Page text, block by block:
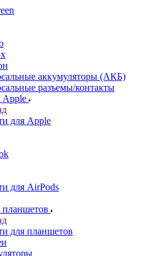
аккумуляторы (АКБ)
разъемы/контакты
Apple
для Apple
для AirPods
планшетов
для планшетов